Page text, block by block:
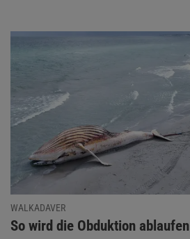
WALKADAVER
:
So wird die Obduktion ablaufen